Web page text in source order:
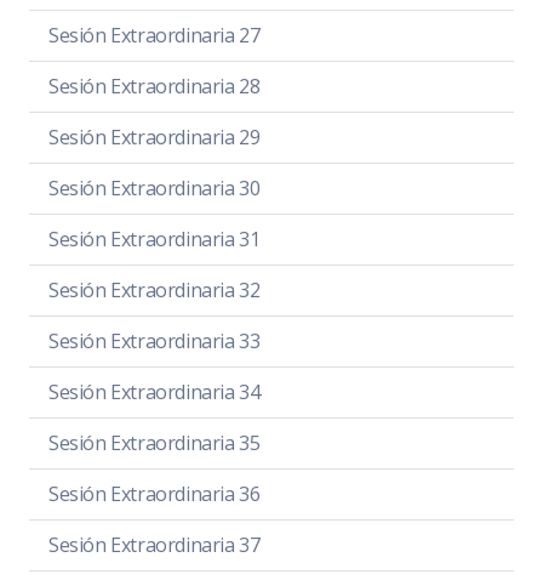
Sesión Extraordinaria 27
Sesión Extraordinaria 28
Sesión Extraordinaria 29
Sesión Extraordinaria 30
Sesión Extraordinaria 31
Sesión Extraordinaria 32
Sesión Extraordinaria 33
Sesión Extraordinaria 34
Sesión Extraordinaria 35
Sesión Extraordinaria 36
Sesión Extraordinaria 37